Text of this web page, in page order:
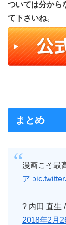
ついては分から
て下さいね。
まとめ
漫画こそ最
ア
? 内田 直生
2018年2月